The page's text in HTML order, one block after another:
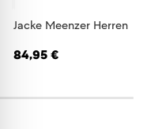
Jacke Meenzer Herren
84,95 €